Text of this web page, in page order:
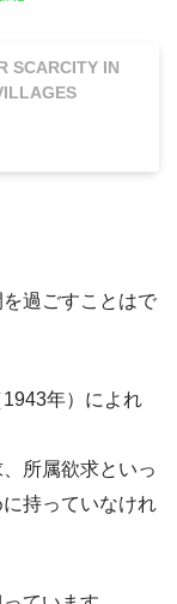
SCARCITY IN
過ごすことはで
年）によれ
所属欲求といっ
持っていなけれ